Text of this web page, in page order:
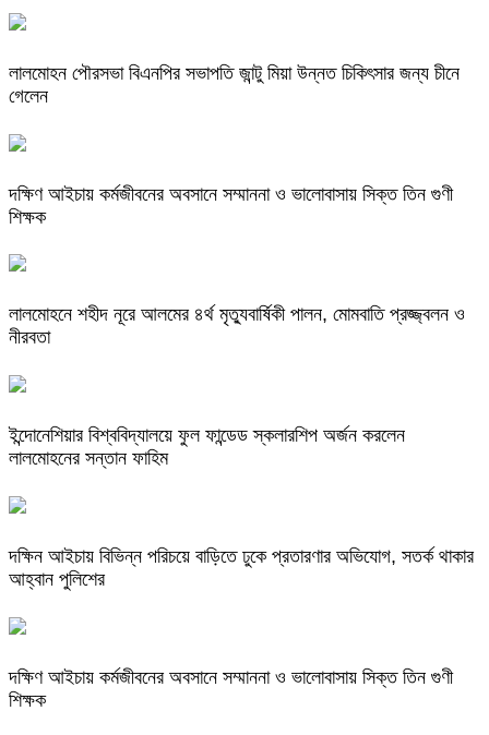
লালমোহন পৌরসভা বিএনপির সভাপতি জান্টু মিয়া উন্নত চিকিৎসার জন্য চীনে
গেলেন
দক্ষিণ আইচায় কর্মজীবনের অবসানে সম্মাননা ও ভালোবাসায় সিক্ত তিন গুণী
শিক্ষক
লালমোহনে শহীদ নূরে আলমের ৪র্থ মৃত্যুবার্ষিকী পালন, মোমবাতি প্রজ্জ্বলন ও
নীরবতা
ইন্দোনেশিয়ার বিশ্ববিদ্যালয়ে ফুল ফান্ডেড স্কলারশিপ অর্জন করলেন
লালমোহনের সন্তান ফাহিম
দক্ষিন আইচায় ‎বিভিন্ন পরিচয়ে বাড়িতে ঢুকে প্রতারণার অভিযোগ, সতর্ক থাকার
আহ্বান পুলিশের
দক্ষিণ আইচায় কর্মজীবনের অবসানে সম্মাননা ও ভালোবাসায় সিক্ত তিন গুণী
শিক্ষক